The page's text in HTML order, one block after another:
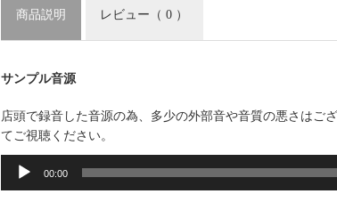
商品説明 レビュー （ 0 ）
サンプル音源
店頭で録音した音源の為、多少の外部音や音質の悪さはご
てご視聴ください。
音
プ
00:00